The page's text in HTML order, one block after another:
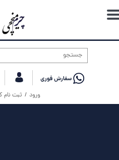
ورود / ثبت نام
حساب کاربری من
تغییر گذر واژه
خروج از حساب کاربری